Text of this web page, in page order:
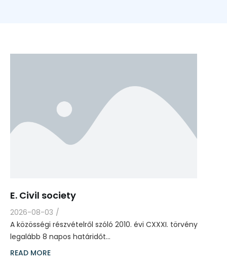
E. Civil society
2026-08-03 /
A közösségi részvételről szóló 2010. évi CXXXI. törvény
legalább 8 napos határidőt…
READ MORE